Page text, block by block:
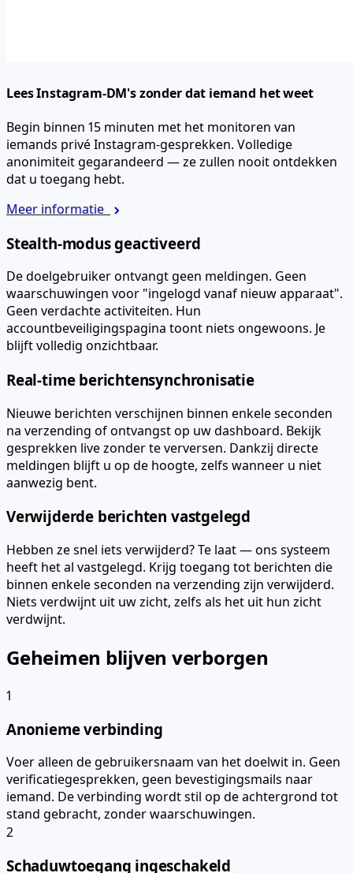
Lees Instagram-DM's zonder dat iemand het weet
Begin binnen 15 minuten met het monitoren van
iemands privé Instagram-gesprekken. Volledige
anonimiteit gegarandeerd — ze zullen nooit ontdekken
dat u toegang hebt.
Meer informatie
Stealth-modus geactiveerd
De doelgebruiker ontvangt geen meldingen. Geen
waarschuwingen voor "ingelogd vanaf nieuw apparaat".
Geen verdachte activiteiten. Hun
accountbeveiligingspagina toont niets ongewoons. Je
blijft volledig onzichtbaar.
Real-time berichtensynchronisatie
Nieuwe berichten verschijnen binnen enkele seconden
na verzending of ontvangst op uw dashboard. Bekijk
gesprekken live zonder te verversen. Dankzij directe
meldingen blijft u op de hoogte, zelfs wanneer u niet
aanwezig bent.
Verwijderde berichten vastgelegd
Hebben ze snel iets verwijderd? Te laat — ons systeem
heeft het al vastgelegd. Krijg toegang tot berichten die
binnen enkele seconden na verzending zijn verwijderd.
Niets verdwijnt uit uw zicht, zelfs als het uit hun zicht
verdwijnt.
Geheimen blijven verborgen
1
Anonieme verbinding
Voer alleen de gebruikersnaam van het doelwit in. Geen
verificatiegesprekken, geen bevestigingsmails naar
iemand. De verbinding wordt stil op de achtergrond tot
stand gebracht, zonder waarschuwingen.
2
Schaduwtoegang ingeschakeld